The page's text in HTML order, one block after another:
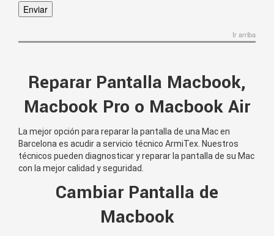
Ir arriba
Reparar Pantalla Macbook,
Macbook Pro o Macbook Air
La mejor opción para reparar la pantalla de una Mac en
Barcelona es acudir a servicio técnico ArmiTex. Nuestros
técnicos pueden diagnosticar y reparar la pantalla de su Mac
con la mejor calidad y seguridad.
Cambiar Pantalla de
Macbook